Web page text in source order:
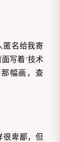
匿名给我寄
写着‘技术
幅画，查
很卑鄙，但